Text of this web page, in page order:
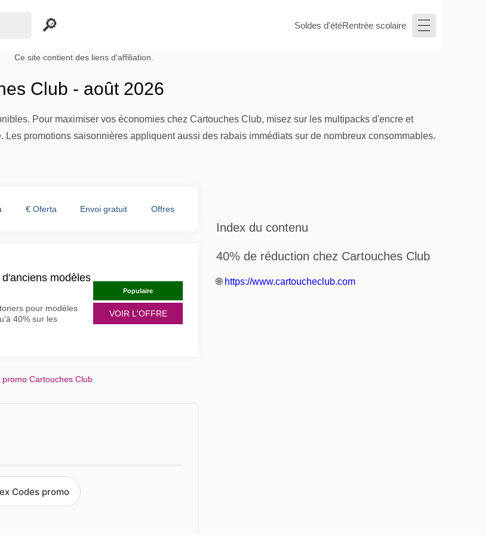
Soldes d'étéRentrée scolaire
Ce site contient des liens d'affiliation.
Club - août 2026
Pour maximiser vos économies chez Cartouches Club, misez sur les multipacks d'encre et
promotions saisonnières appliquent aussi des rabais immédiats sur de nombreux consommables.
€ Oferta Envoi gratuit Offres
modèles
pour modèles
40% sur les
Populaire
VOIR L'OFFRE
promo Cartouches Club
Codes promo
Index du contenu
40% de réduction chez Cartouches Club
🌐 https://www.cartoucheclub.com